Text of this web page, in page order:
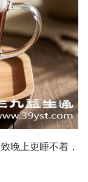
晚上更睡不着，